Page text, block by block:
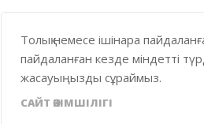
Толық немесе ішінара
пайдаланған кезде міндетті
жасауыңызды сұраймыз.
САЙТ ӘКІМШІЛІГІ